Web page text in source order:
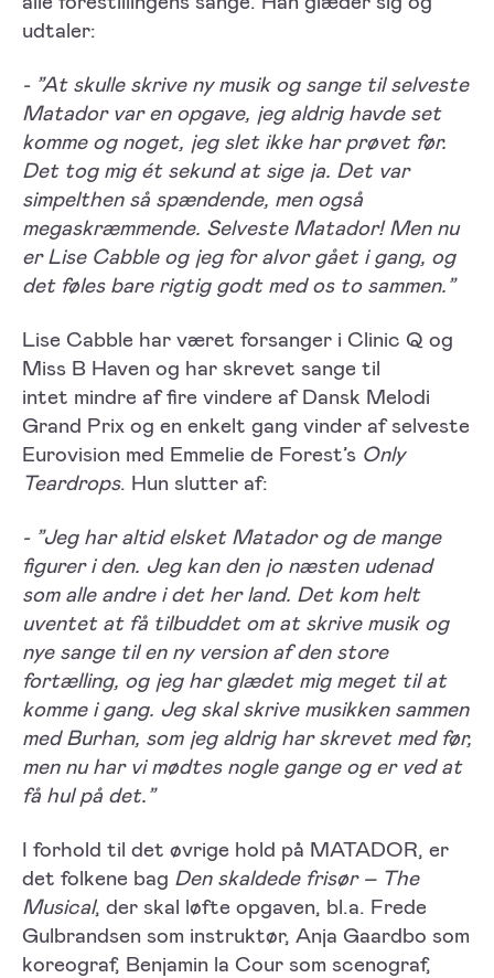
udtaler:
- ”At skulle skrive ny musik og sange til selveste
Matador var en opgave, jeg aldrig havde set
komme og noget, jeg slet ikke har prøvet før.
Det tog mig ét sekund at sige ja. Det var
simpelthen så spændende, men også
megaskræmmende. Selveste Matador! Men nu
er Lise Cabble og jeg for alvor gået i gang, og
det føles bare rigtig godt med os to sammen.”
Lise Cabble har været forsanger i Clinic Q og
Miss B Haven og har skrevet sange til
intet mindre af fire vindere af Dansk Melodi
Grand Prix og en enkelt gang vinder af selveste
Eurovision med Emmelie de Forest’s Only
Teardrops. Hun slutter af:
- ”Jeg har altid elsket Matador og de mange
figurer i den. Jeg kan den jo næsten udenad
som alle andre i det her land. Det kom helt
uventet at få tilbuddet om at skrive musik og
nye sange til en ny version af den store
fortælling, og jeg har glædet mig meget til at
komme i gang. Jeg skal skrive musikken sammen
med Burhan, som jeg aldrig har skrevet med før,
men nu har vi mødtes nogle gange og er ved at
få hul på det.”
I forhold til det øvrige hold på MATADOR, er
det folkene bag Den skaldede frisør – The
Musical, der skal løfte opgaven, bl.a. Frede
Gulbrandsen som instruktør, Anja Gaardbo som
koreograf, Benjamin la Cour som scenograf,